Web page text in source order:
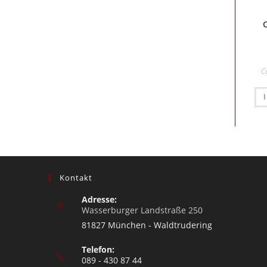
Kontakt
Adresse:
Wasserburger Landstraße 250
81827 München - Waldtrudering
Telefon:
089 - 430 87 44